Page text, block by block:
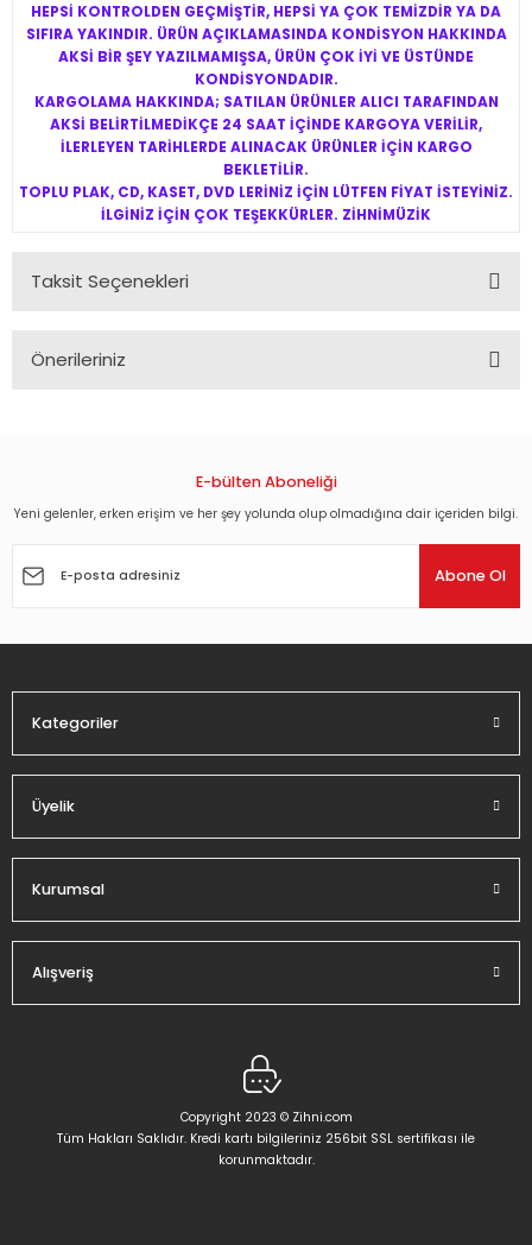
HEPSİ KONTROLDEN GEÇMİŞTİR, HEPSİ YA ÇOK TEMİZDİR YA DA
SIFIRA YAKINDIR. ÜRÜN AÇIKLAMASINDA KONDİSYON HAKKINDA
AKSİ BİR ŞEY YAZILMAMIŞSA, ÜRÜN ÇOK İYİ VE ÜSTÜNDE
KONDİSYONDADIR.
KARGOLAMA HAKKINDA; SATILAN ÜRÜNLER ALICI TARAFINDAN
AKSİ BELİRTİLMEDİKÇE 24 SAAT İÇİNDE KARGOYA VERİLİR,
İLERLEYEN TARİHLERDE ALINACAK ÜRÜNLER İÇİN KARGO
BEKLETİLİR.
TOPLU PLAK, CD, KASET, DVD LERİNİZ İÇİN LÜTFEN FİYAT İSTEYİNİZ.
İLGİNİZ İÇİN ÇOK TEŞEKKÜRLER. ZİHNİMÜZİK
Taksit Seçenekleri
Önerileriniz
Görüş ve önerileriniz için teşekkür ederiz.
Ürün açıklamasında eksik bilgiler bulunuyor.
E-bülten Aboneliği
Yeni gelenler, erken erişim ve her şey yolunda olup olmadığına dair içeriden bilgi.
Abone Ol
Kategoriler
Üyelik
Kurumsal
Alışveriş
Copyright 2023 © Zihni.com
Tüm Hakları Saklıdır. Kredi kartı bilgileriniz 256bit SSL sertifikası ile
korunmaktadır.